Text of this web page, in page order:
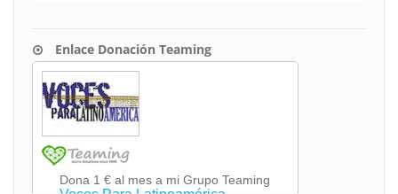
Enlace Donación Teaming